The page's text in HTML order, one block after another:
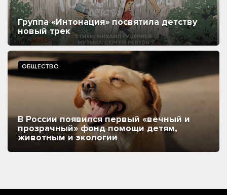
Группа «Интонация» посвятила детству
новый трек
ОБЩЕСТВО
В России появился первый «вечный и
прозрачный» фонд помощи детям,
животным и экологии